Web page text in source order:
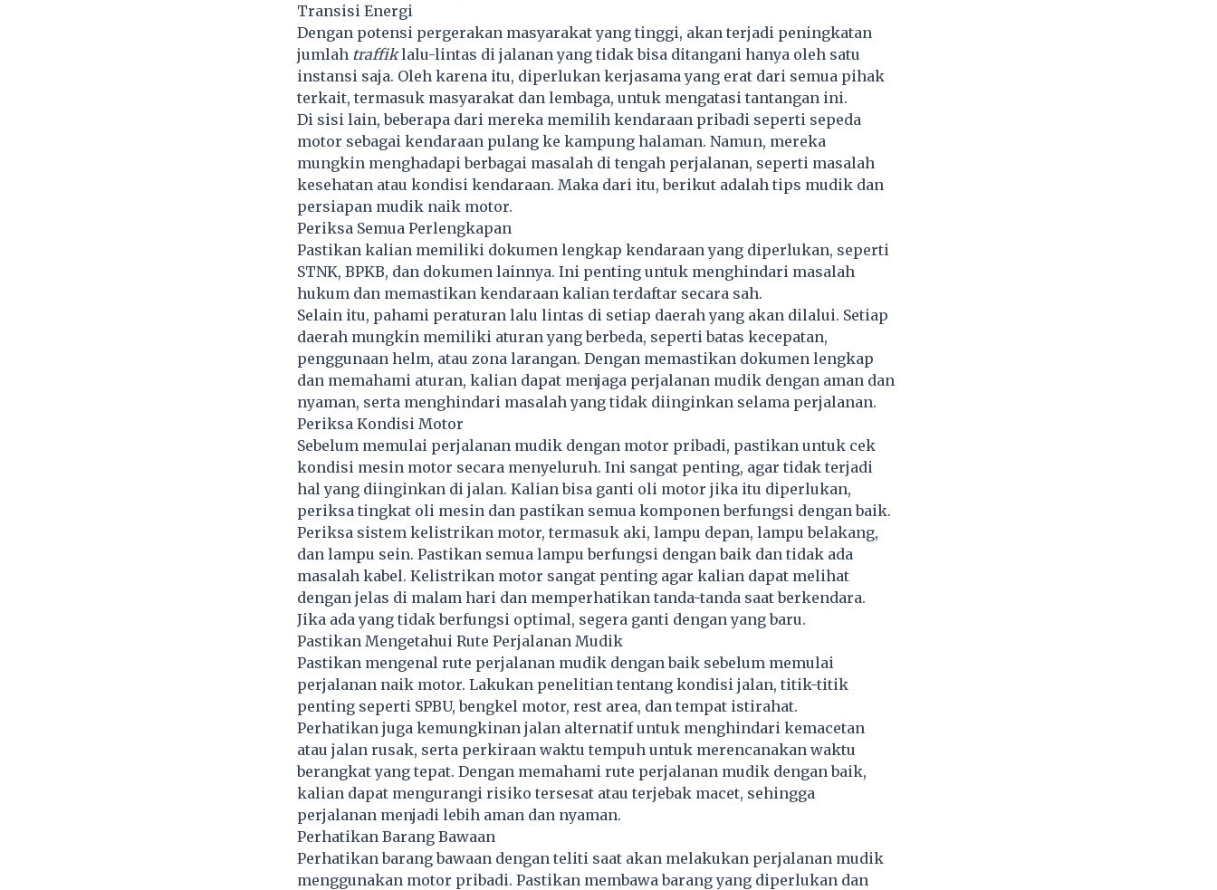
Transisi Energi
Dengan potensi pergerakan masyarakat yang tinggi, akan terjadi peningkatan
jumlah traffiklalu-lintas di jalanan yang tidak bisa ditangani hanya oleh satu
instansi saja. Oleh karena itu, diperlukan kerjasama yang erat dari semua pihak
terkait, termasuk masyarakat dan lembaga, untuk mengatasi tantangan ini.
Di sisi lain, beberapa dari mereka memilih kendaraan pribadi seperti sepeda
motor sebagai kendaraan pulang ke kampung halaman. Namun, mereka
mungkin menghadapi berbagai masalah di tengah perjalanan, seperti masalah
kesehatan atau kondisi kendaraan. Maka dari itu, berikut adalah tips mudik dan
persiapan mudik naik motor.
Periksa Semua Perlengkapan
Pastikan kalian memiliki dokumen lengkap kendaraan yang diperlukan, seperti
STNK, BPKB, dan dokumen lainnya. Ini penting untuk menghindari masalah
hukum dan memastikan kendaraan kalian terdaftar secara sah.
Selain itu, pahami peraturan lalu lintas di setiap daerah yang akan dilalui. Setiap
daerah mungkin memiliki aturan yang berbeda, seperti batas kecepatan,
penggunaan helm, atau zona larangan. Dengan memastikan dokumen lengkap
dan memahami aturan, kalian dapat menjaga perjalanan mudik dengan aman dan
nyaman, serta menghindari masalah yang tidak diinginkan selama perjalanan.
Periksa Kondisi Motor
Sebelum memulai perjalanan mudik dengan motor pribadi, pastikan untuk cek
kondisi mesin motor secara menyeluruh. Ini sangat penting, agar tidak terjadi
hal yang diinginkan di jalan. Kalian bisa ganti oli motor jika itu diperlukan,
periksa tingkat oli mesin dan pastikan semua komponen berfungsi dengan baik.
Periksa sistem kelistrikan motor, termasuk aki, lampu depan, lampu belakang,
dan lampu sein. Pastikan semua lampu berfungsi dengan baik dan tidak ada
masalah kabel. Kelistrikan motor sangat penting agar kalian dapat melihat
dengan jelas di malam hari dan memperhatikan tanda-tanda saat berkendara.
Jika ada yang tidak berfungsi optimal, segera ganti dengan yang baru.
Pastikan Mengetahui Rute Perjalanan Mudik
Pastikan mengenal rute perjalanan mudik dengan baik sebelum memulai
perjalanan naik motor. Lakukan penelitian tentang kondisi jalan, titik-titik
penting seperti SPBU, bengkel motor, rest area, dan tempat istirahat.
Perhatikan juga kemungkinan jalan alternatif untuk menghindari kemacetan
atau jalan rusak, serta perkiraan waktu tempuh untuk merencanakan waktu
berangkat yang tepat. Dengan memahami rute perjalanan mudik dengan baik,
kalian dapat mengurangi risiko tersesat atau terjebak macet, sehingga
perjalanan menjadi lebih aman dan nyaman.
Perhatikan Barang Bawaan
Perhatikan barang bawaan dengan teliti saat akan melakukan perjalanan mudik
menggunakan motor pribadi. Pastikan membawa barang yang diperlukan dan